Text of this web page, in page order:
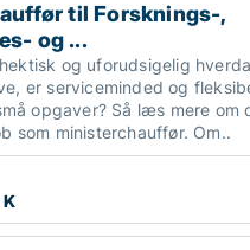
til Forsknings-,
og ...
og uforudsigelig
er serviceminded og
opgaver? Så læs mere om
spændende job som ministerchauffør. Om..
K